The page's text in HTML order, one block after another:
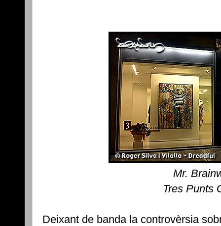
Mr.
Tres Punts
Deixant de banda la controvèrsia